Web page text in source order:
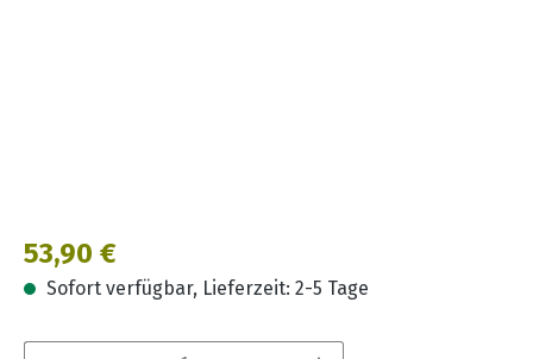
Regulärer Preis:
53,90 €
Sofort verfügbar, Lieferzeit: 2-5 Tage